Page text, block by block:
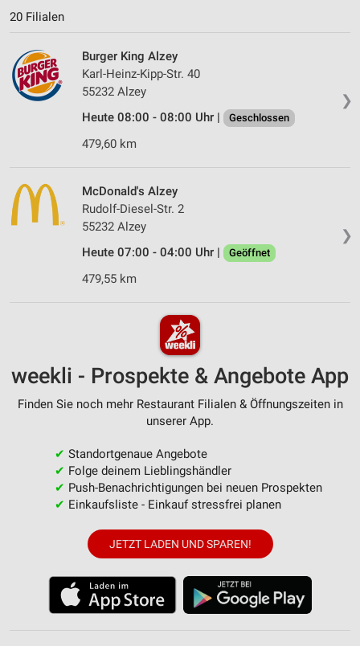
20 Filialen
❯
Burger King Alzey
Karl-Heinz-Kipp-Str. 40
55232 Alzey
Heute 08:00 - 08:00 Uhr |
Geschlossen
479,60 km
❯
McDonald's Alzey
Rudolf-Diesel-Str. 2
55232 Alzey
Heute 07:00 - 04:00 Uhr |
Geöffnet
479,55 km
weekli - Prospekte & Angebote App
Finden Sie noch mehr Restaurant Filialen & Öffnungszeiten in
unserer App.
✔ Standortgenaue Angebote
✔ Folge deinem Lieblingshändler
✔ Push-Benachrichtigungen bei neuen Prospekten
✔ Einkaufsliste - Einkauf stressfrei planen
JETZT LADEN UND SPAREN!